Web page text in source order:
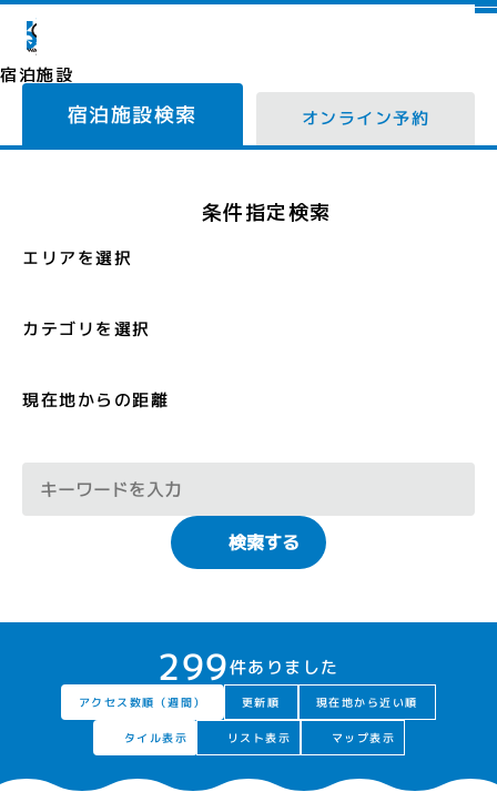
宿泊施設
宿泊施設検索 オンライン予約
条件指定検索
エリアを選択
カテゴリを選択
現在地からの距離
検索する
299件ありました
アクセス数順（週間） 更新順 現在地から近い順
タイル表示 リスト表示 マップ表示